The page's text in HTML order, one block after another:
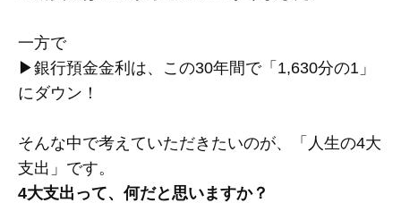
一方で
▶銀行預金金利は、この30年間で「1,630分の1」
にダウン！
そんな中で考えていただきたいのが、「人生の4大
支出」です。
4大支出って、何だと思いますか？